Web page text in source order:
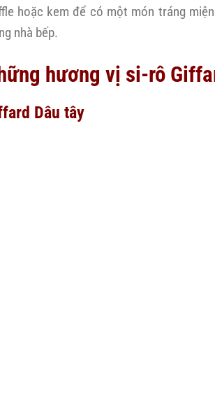
hoặc kem để có một món tráng
nhà bếp.
hương vị si-rô
Dâu tây